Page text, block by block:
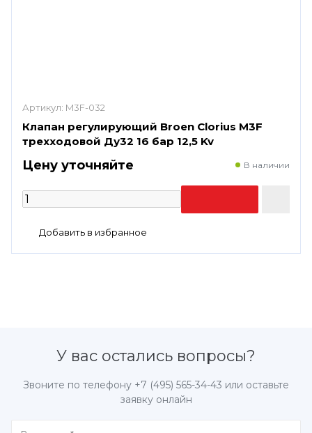
Артикул: M3F-032
Клапан регулирующий Broen Clorius M3F
трехходовой Ду32 16 бар 12,5 Kv
Цену уточняйте В наличии
У вас остались вопросы?
Звоните по телефону +7 (495) 565-34-43 или оставьте
заявку онлайн